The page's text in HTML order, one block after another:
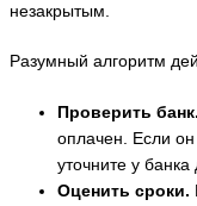
незакрытым.
Разумный алгоритм
Проверить банк.
оплачен. Если он
уточните у банка
Оценить сроки.